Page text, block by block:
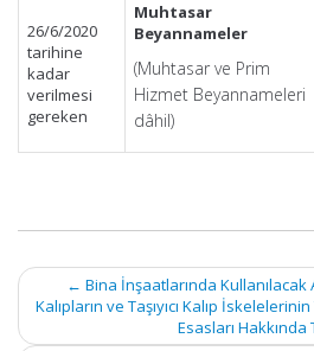
26/6/2020
tarihine
kadar
verilmesi
gereken
Muhtasar
Beyannameler
(Muhtasar ve Prim
Hizmet Beyannameleri
dâhil)
Post
navigation
← Bina İnşaatlarında Kullanılacak
Kalıpların ve Taşıyıcı Kalıp
Esasları Hakkında